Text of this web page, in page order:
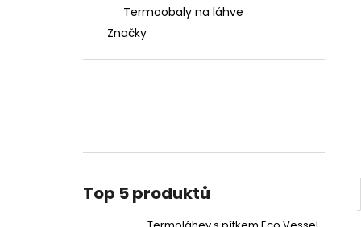
Termoobaly na láhve
Značky
Top 5 produktů